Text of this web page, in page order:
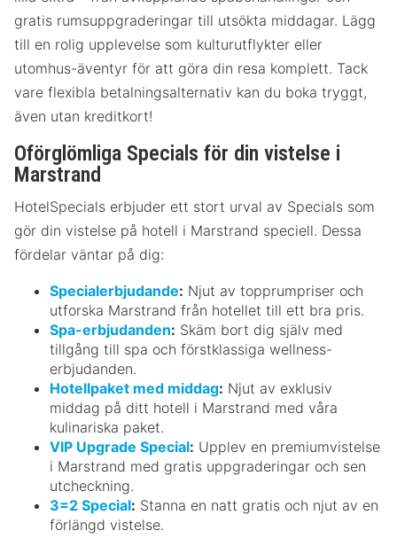
gratis rumsuppgraderingar till utsökta middagar. Lägg
till en rolig upplevelse som kulturutflykter eller
utomhus-äventyr för att göra din resa komplett. Tack
vare flexibla betalningsalternativ kan du boka tryggt,
även utan kreditkort!
Oförglömliga Specials för din vistelse i
Marstrand
HotelSpecials erbjuder ett stort urval av Specials som
gör din vistelse på hotell i Marstrand speciell. Dessa
fördelar väntar på dig:
Specialerbjudande: Njut av topprumpriser och
utforska Marstrand från hotellet till ett bra pris.
Spa-erbjudanden: Skäm bort dig själv med
tillgång till spa och förstklassiga wellness-
erbjudanden.
Hotellpaket med middag: Njut av exklusiv
middag på ditt hotell i Marstrand med våra
kulinariska paket.
VIP Upgrade Special: Upplev en premiumvistelse
i Marstrand med gratis uppgraderingar och sen
utcheckning.
3=2 Special: Stanna en natt gratis och njut av en
förlängd vistelse.